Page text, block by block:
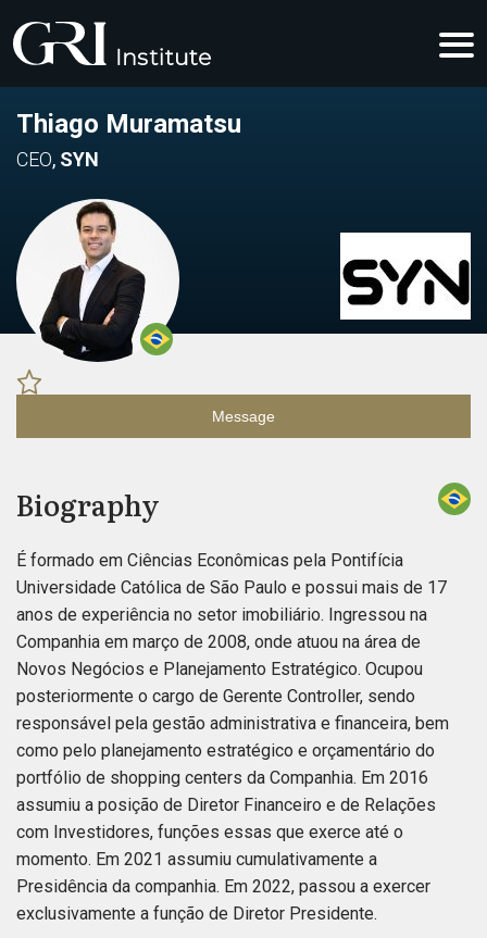
Thiago Muramatsu
CEO, SYN
Message
Biography
É formado em Ciências Econômicas pela Pontifícia
Universidade Católica de São Paulo e possui mais de 17
anos de experiência no setor imobiliário. Ingressou na
Companhia em março de 2008, onde atuou na área de
Novos Negócios e Planejamento Estratégico. Ocupou
posteriormente o cargo de Gerente Controller, sendo
responsável pela gestão administrativa e financeira, bem
como pelo planejamento estratégico e orçamentário do
portfólio de shopping centers da Companhia. Em 2016
assumiu a posição de Diretor Financeiro e de Relações
com Investidores, funções essas que exerce até o
momento. Em 2021 assumiu cumulativamente a
Presidência da companhia. Em 2022, passou a exercer
exclusivamente a função de Diretor Presidente.